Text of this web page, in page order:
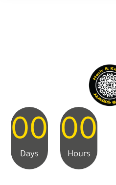
00
Days
00
Hours